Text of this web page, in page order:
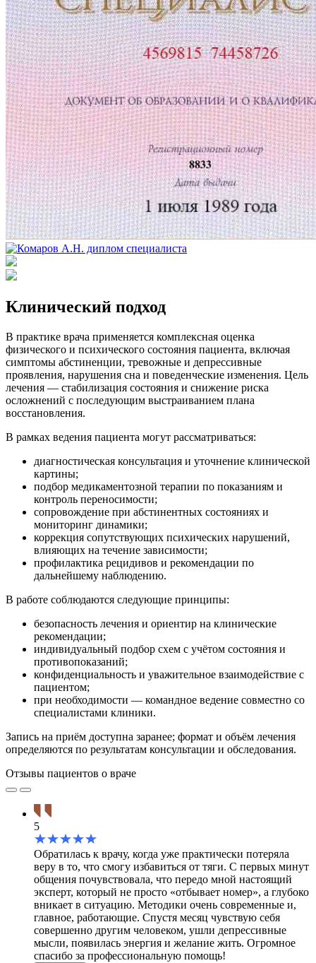
Клинический подход
В практике врача применяется комплексная оценка
физического и психического состояния пациента, включая
симптомы абстиненции, тревожные и депрессивные
проявления, нарушения сна и поведенческие изменения. Цель
лечения — стабилизация состояния и снижение риска
осложнений с последующим выстраиванием плана
восстановления.
В рамках ведения пациента могут рассматриваться:
диагностическая консультация и уточнение клинической
картины;
подбор медикаментозной терапии по показаниям и
контроль переносимости;
сопровождение при абстинентных состояниях и
мониторинг динамики;
коррекция сопутствующих психических нарушений,
влияющих на течение зависимости;
профилактика рецидивов и рекомендации по
дальнейшему наблюдению.
В работе соблюдаются следующие принципы:
безопасность лечения и ориентир на клинические
рекомендации;
индивидуальный подбор схем с учётом состояния и
противопоказаний;
конфиденциальность и уважительное взаимодействие с
пациентом;
при необходимости — командное ведение совместно со
специалистами клиники.
Запись на приём доступна заранее; формат и объём лечения
определяются по результатам консультации и обследования.
Отзывы пациентов о враче
5
Обратилась к врачу, когда уже практически потеряла
веру в то, что смогу избавиться от тяги. С первых минут
общения почувствовала, что передо мной настоящий
эксперт, который не просто «отбывает номер», а глубоко
вникает в ситуацию. Методики очень современные и,
главное, работающие. Спустя месяц чувствую себя
совершенно другим человеком, ушли депрессивные
мысли, появилась энергия и желание жить. Огромное
спасибо за профессиональную помощь!